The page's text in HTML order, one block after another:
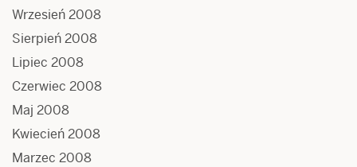
Wrzesień 2008
Sierpień 2008
Lipiec 2008
Czerwiec 2008
Maj 2008
Kwiecień 2008
Marzec 2008